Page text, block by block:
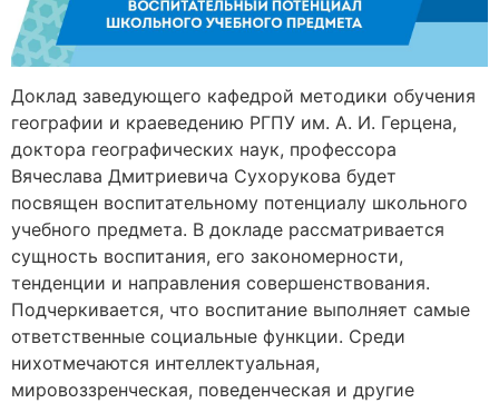
Доклад заведующего кафедрой методики обучения
географии и краеведению РГПУ им. А. И. Герцена,
доктора географических наук, профессора
Вячеслава Дмитриевича Сухорукова будет
посвящен воспитательному потенциалу школьного
учебного предмета. В докладе рассматривается
сущность воспитания, его закономерности,
тенденции и направления совершенствования.
Подчеркивается, что воспитание выполняет самые
ответственные социальные функции. Среди
нихотмечаются интеллектуальная,
мировоззренческая, поведенческая и другие